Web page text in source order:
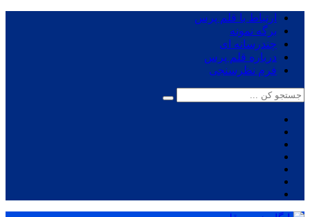
ارتباط با قلم پرس
برگه نمونه
چندرسانه ای
درباره قلم پرس
فرم نظرسنجی